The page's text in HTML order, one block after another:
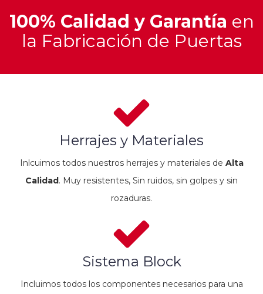
100% Calidad y Garantía en
la Fabricación de Puertas
Herrajes y Materiales
Inlcuimos todos nuestros herrajes y materiales de Alta
Calidad. Muy resistentes, Sin ruidos, sin golpes y sin
rozaduras.
Sistema Block
Incluimos todos los componentes necesarios para una